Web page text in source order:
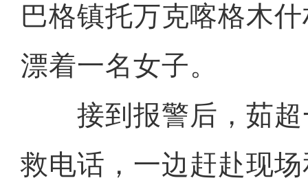
巴格镇托万克喀格木
漂着一名女子。
接到报警后，茹超
救电话，一边赶赴现